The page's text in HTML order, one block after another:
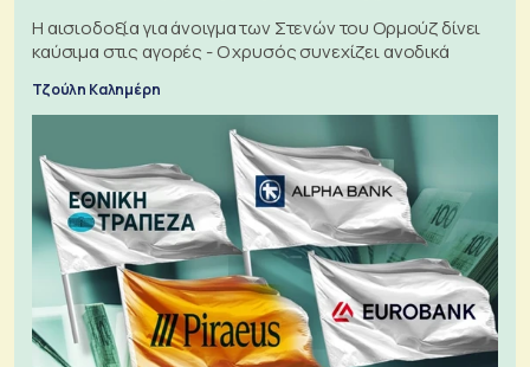
Η αισιοδοξία για άνοιγμα των Στενών του Ορμούζ δίνει
καύσιμα στις αγορές - Ο χρυσός συνεχίζει ανοδικά
Τζούλη Καλημέρη